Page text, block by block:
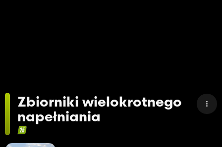
Zbiorniki wielokrotnego
napełniania